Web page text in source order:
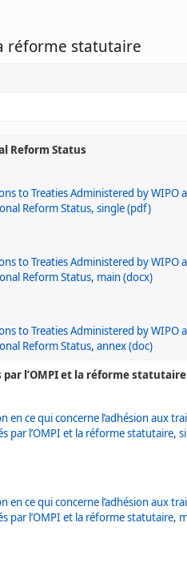
réforme statutaire
Reform Status
l’OMPI et la réforme statutaire